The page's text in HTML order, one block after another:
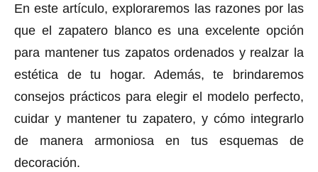
En este artículo, exploraremos las razones por las
que el zapatero blanco es una excelente opción
para mantener tus zapatos ordenados y realzar la
estética de tu hogar. Además, te brindaremos
consejos prácticos para elegir el modelo perfecto,
cuidar y mantener tu zapatero, y cómo integrarlo
de manera armoniosa en tus esquemas de
decoración.